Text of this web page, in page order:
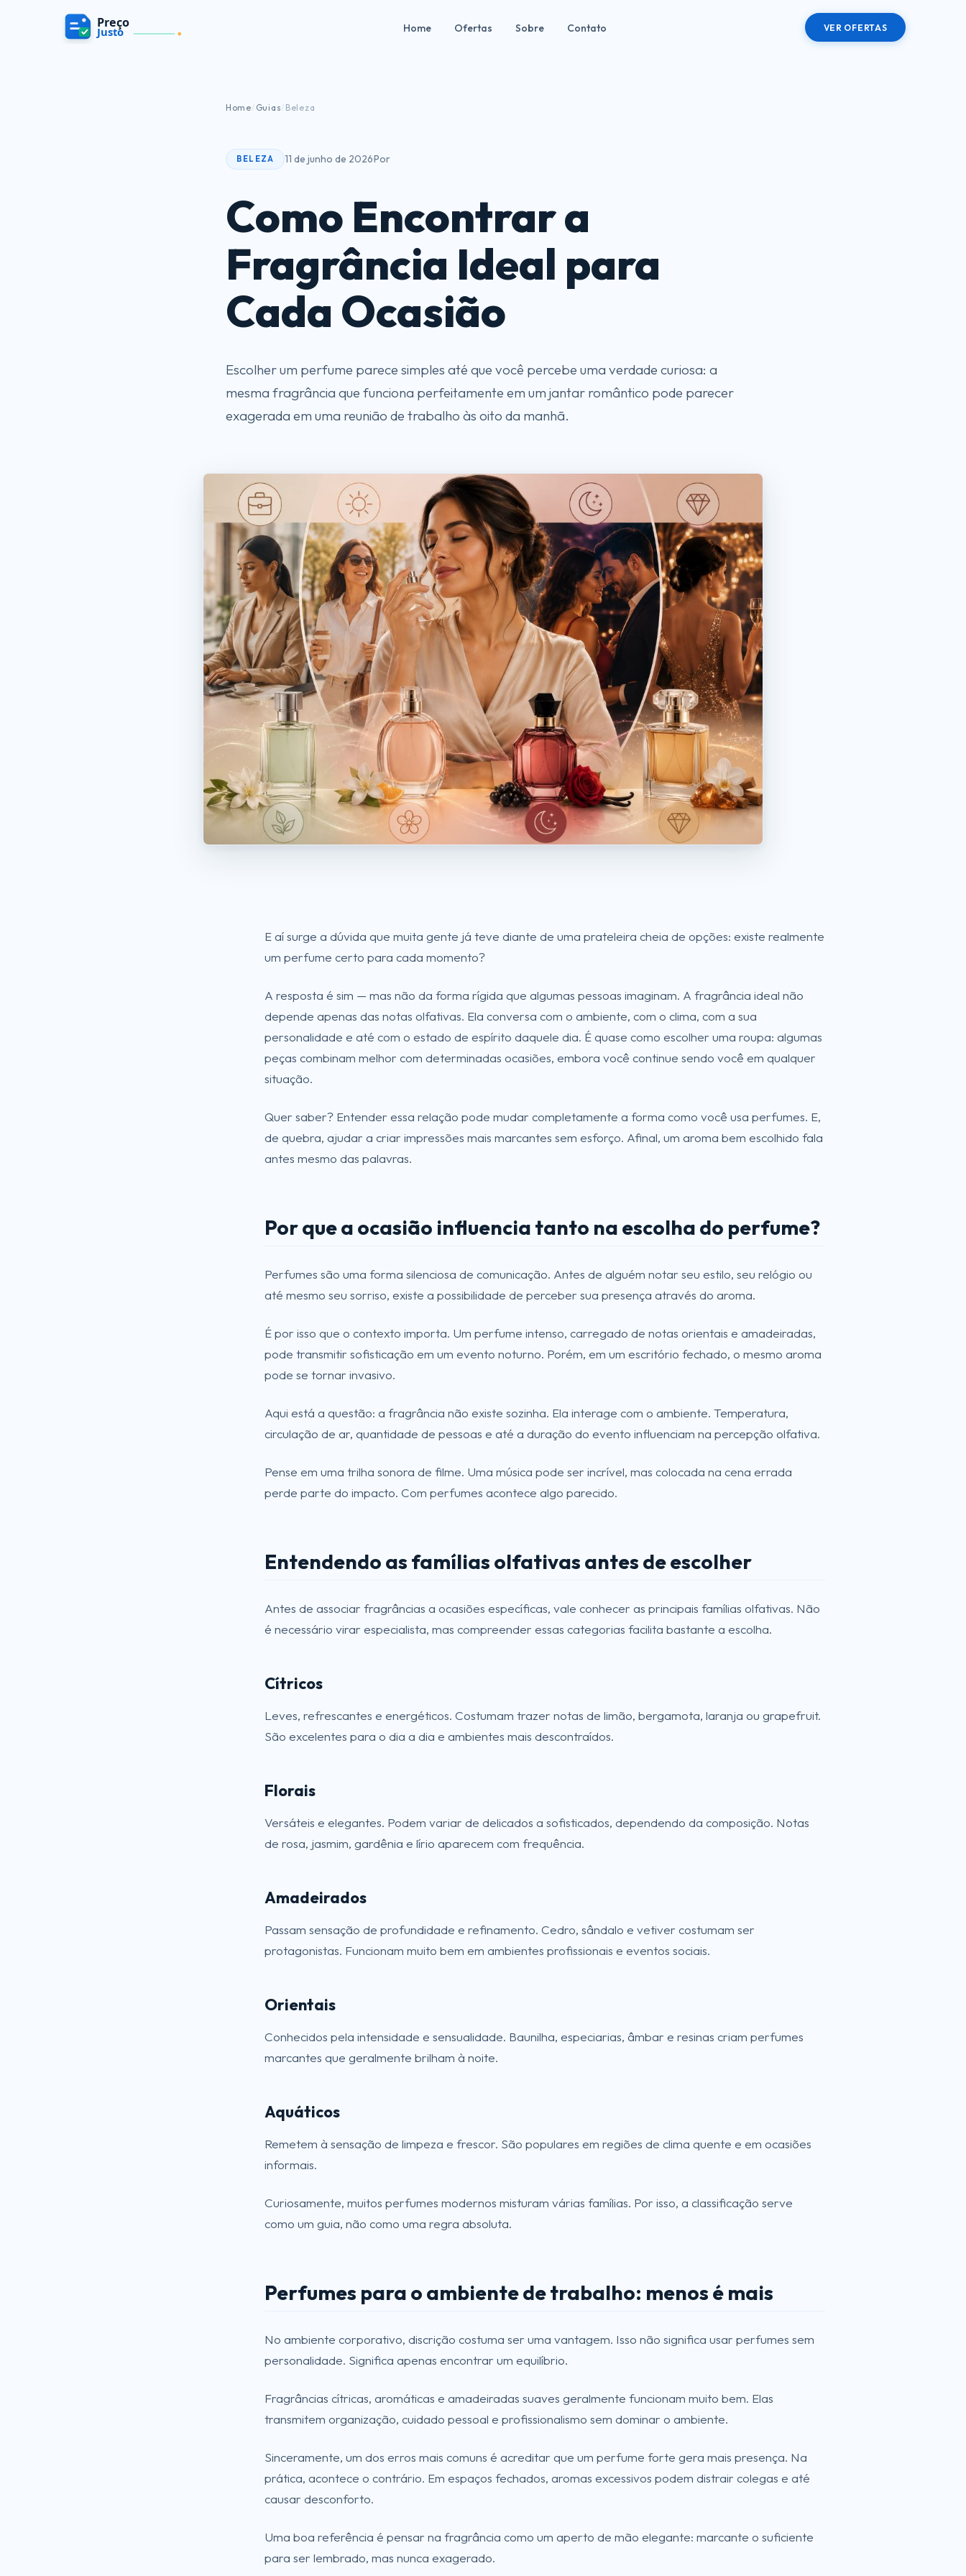
Home Ofertas Sobre Contato VER OFERTAS
Home/ Guias/ Beleza
BELEZA 11 de junho de 2026·Por
Como Encontrar a
Fragrância Ideal para
Cada Ocasião
Escolher um perfume parece simples até que você percebe uma verdade curiosa: a
mesma fragrância que funciona perfeitamente em um jantar romântico pode parecer
exagerada em uma reunião de trabalho às oito da manhã.
E aí surge a dúvida que muita gente já teve diante de uma prateleira cheia de opções: existe realmente
um perfume certo para cada momento?
A resposta é sim — mas não da forma rígida que algumas pessoas imaginam. A fragrância ideal não
depende apenas das notas olfativas. Ela conversa com o ambiente, com o clima, com a sua
personalidade e até com o estado de espírito daquele dia. É quase como escolher uma roupa: algumas
peças combinam melhor com determinadas ocasiões, embora você continue sendo você em qualquer
situação.
Quer saber? Entender essa relação pode mudar completamente a forma como você usa perfumes. E,
de quebra, ajudar a criar impressões mais marcantes sem esforço. Afinal, um aroma bem escolhido fala
antes mesmo das palavras.
Por que a ocasião influencia tanto na escolha do perfume?
Perfumes são uma forma silenciosa de comunicação. Antes de alguém notar seu estilo, seu relógio ou
até mesmo seu sorriso, existe a possibilidade de perceber sua presença através do aroma.
É por isso que o contexto importa. Um perfume intenso, carregado de notas orientais e amadeiradas,
pode transmitir sofisticação em um evento noturno. Porém, em um escritório fechado, o mesmo aroma
pode se tornar invasivo.
Aqui está a questão: a fragrância não existe sozinha. Ela interage com o ambiente. Temperatura,
circulação de ar, quantidade de pessoas e até a duração do evento influenciam na percepção olfativa.
Pense em uma trilha sonora de filme. Uma música pode ser incrível, mas colocada na cena errada
perde parte do impacto. Com perfumes acontece algo parecido.
Entendendo as famílias olfativas antes de escolher
Antes de associar fragrâncias a ocasiões específicas, vale conhecer as principais famílias olfativas. Não
é necessário virar especialista, mas compreender essas categorias facilita bastante a escolha.
Cítricos
Leves, refrescantes e energéticos. Costumam trazer notas de limão, bergamota, laranja ou grapefruit.
São excelentes para o dia a dia e ambientes mais descontraídos.
Florais
Versáteis e elegantes. Podem variar de delicados a sofisticados, dependendo da composição. Notas
de rosa, jasmim, gardênia e lírio aparecem com frequência.
Amadeirados
Passam sensação de profundidade e refinamento. Cedro, sândalo e vetiver costumam ser
protagonistas. Funcionam muito bem em ambientes profissionais e eventos sociais.
Orientais
Conhecidos pela intensidade e sensualidade. Baunilha, especiarias, âmbar e resinas criam perfumes
marcantes que geralmente brilham à noite.
Aquáticos
Remetem à sensação de limpeza e frescor. São populares em regiões de clima quente e em ocasiões
informais.
Curiosamente, muitos perfumes modernos misturam várias famílias. Por isso, a classificação serve
como um guia, não como uma regra absoluta.
Perfumes para o ambiente de trabalho: menos é mais
No ambiente corporativo, discrição costuma ser uma vantagem. Isso não significa usar perfumes sem
personalidade. Significa apenas encontrar um equilíbrio.
Fragrâncias cítricas, aromáticas e amadeiradas suaves geralmente funcionam muito bem. Elas
transmitem organização, cuidado pessoal e profissionalismo sem dominar o ambiente.
Sinceramente, um dos erros mais comuns é acreditar que um perfume forte gera mais presença. Na
prática, acontece o contrário. Em espaços fechados, aromas excessivos podem distrair colegas e até
causar desconforto.
Uma boa referência é pensar na fragrância como um aperto de mão elegante: marcante o suficiente
para ser lembrado, mas nunca exagerado.